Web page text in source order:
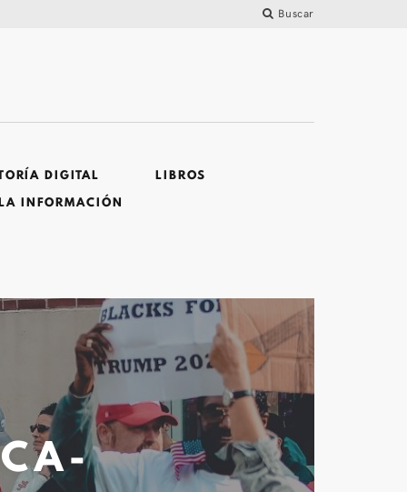
Buscar
DIGITAL
LIBROS
INFORMACIÓN